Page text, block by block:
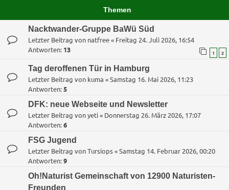
Themen
Nacktwander-Gruppe BaWü Süd
Letzter Beitrag von natfree« Freitag 24. Juli 2026, 16:54
Antworten: 13 1 2
Tag deroffenen Tür in Hamburg
Letzter Beitrag von kuma «Samstag 16. Mai 2026, 11:23
Antworten:5
DFK: neue Webseite und Newsletter
Letzter Beitrag vonyeti« Donnerstag 26. März 2026, 17:07
Antworten:6
FSG Jugend
Letzter Beitrag vonTursiops«Samstag 14. Februar 2026, 00:20
Antworten:9
Oh!Naturist Gemeinschaft von 12900 Naturisten-
Freunden